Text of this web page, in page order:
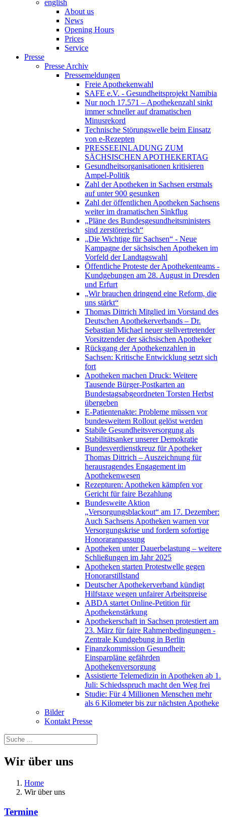
english
About us
News
Opening Hours
Prices
Service
Presse
Presse Archiv
Pressemeldungen
Freie Apothekenwahl
SAFE e.V. - Gesundheitsprojekt Namibia
Nur noch 17.571 – Apothekenzahl sinkt
immer schneller auf dramatischen
Minusrekord
Technische Störungswelle beim Einsatz
von e-Rezepten
PRESSEEINLADUNG ZUM
SÄCHSISCHEN APOTHEKERTAG
Gesundheitsorganisationen kritisieren
Ampel-Politik
Zahl der Apotheken in Sachsen erstmals
auf unter 900 gesunken
Zahl der öffentlichen Apotheken Sachsens
weiter im dramatischen Sinkflug
„Pläne des Bundesgesundheitsministers
sind zerstörerisch“
„Die Wichtige für Sachsen“ - Neue
Kampagne der sächsischen Apotheken im
Vorfeld der Landtagswahl
Öffentliche Proteste der Apothekenteams -
Kundgebungen am 28. August in Dresden
und Erfurt
„Wir brauchen dringend eine Reform, die
uns stärkt“
Thomas Dittrich Mitglied im Vorstand des
Deutschen Apothekerverbands – Dr.
Sebastian Michael neuer stellvertretender
Vorsitzender der sächsischen Apotheker
Rückgang der Apothekenzahlen in
Sachsen: Kritische Entwicklung setzt sich
fort
Apotheken machen Druck: Weitere
Tausende Bürger-Postkarten an
Bundestagsabgeordneten Torsten Herbst
übergeben
E-Patientenakte: Probleme müssen vor
bundesweitem Rollout gelöst werden
Stabile Gesundheitsversorgung als
Stabilitätsanker unserer Demokratie
Bundesverdienstkreuz für Apotheker
Thomas Dittrich – Auszeichnung für
herausragendes Engagement im
Apothekenwesen
Rezepturen: Apotheken kämpfen vor
Gericht für faire Bezahlung
Bundesweite Aktion
„Versorgungsblackout“ am 17. Dezember:
Auch Sachsens Apotheken warnen vor
Versorgungskrise und fordern sofortige
Honoraranpassung
Apotheken unter Dauerbelastung – weitere
Schließungen im Jahr 2025
Apotheken starten Protestwelle gegen
Honorarstillstand
Deutscher Apothekerverband kündigt
Hilfstaxe wegen unfairer Arbeitspreise
ABDA startet Online-Petition für
Apothekenstärkung
Apothekerschaft in Sachsen protestiert am
23. März für faire Rahmenbedingungen -
Zentrale Kundgebung in Berlin
Finanzkommission Gesundheit:
Einsparpläne gefährden
Apothekenversorgung
Assistierte Telemedizin in Apotheken ab 1.
Juli: Schiedsspruch macht den Weg frei
Studie: Für 4 Millionen Menschen mehr
als 6 Kilometer bis zur nächsten Apotheke
Bilder
Kontakt Presse
Wir über uns
Home
Wir über uns
Termine